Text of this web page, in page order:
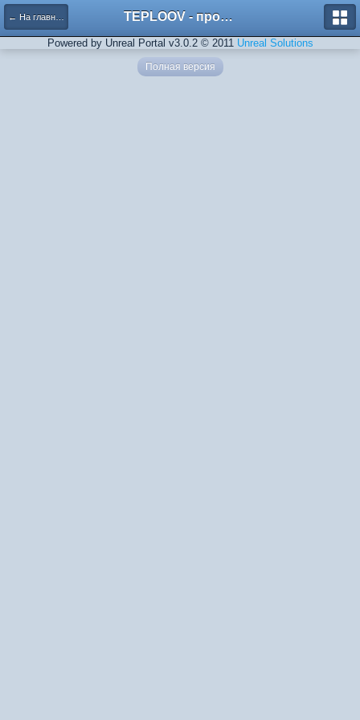
← На главную TEPLOOV - программный комплекс для расчёта систем отопления и вентиляции
Powered by Unreal Portal v3.0.2 © 2011 Unreal Solutions
Полная версия